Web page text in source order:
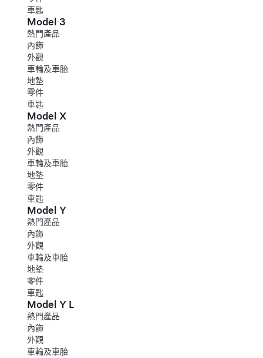
車匙
Model 3
熱門產品
內飾
外觀
車輪及車胎
地墊
零件
車匙
Model X
熱門產品
內飾
外觀
車輪及車胎
地墊
零件
車匙
Model Y
熱門產品
內飾
外觀
車輪及車胎
地墊
零件
車匙
Model Y L
熱門產品
內飾
外觀
車輪及車胎